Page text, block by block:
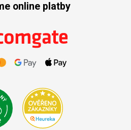
online platby